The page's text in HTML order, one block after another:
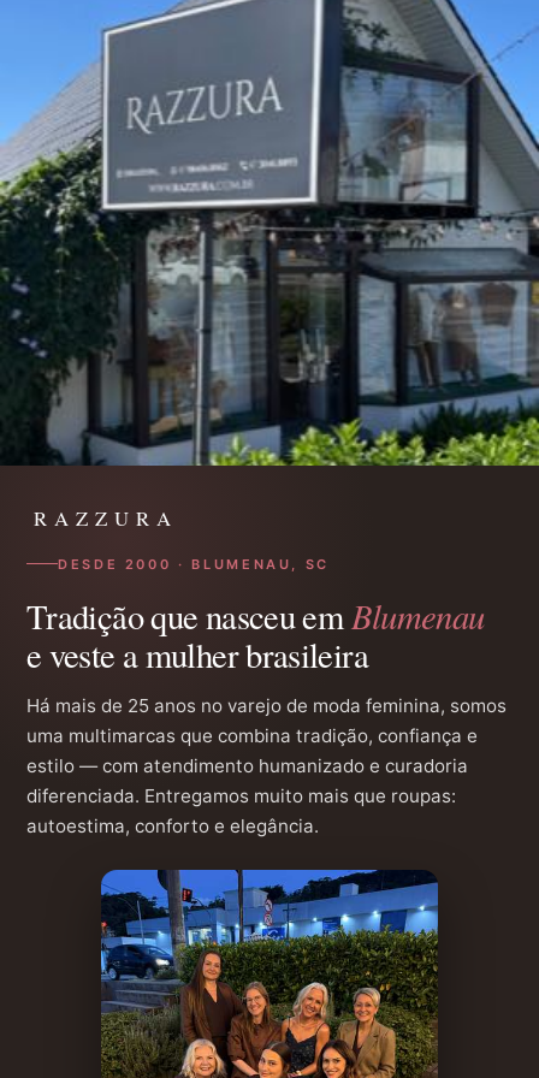
RAZZURA
DESDE 2000 · BLUMENAU, SC
Tradição que nasceu emBlumenau
e veste a mulher brasileira
Há mais de 25 anos no varejo de moda feminina, somos
uma multimarcas que combina tradição, confiança e
estilo — com atendimento humanizado e curadoria
diferenciada. Entregamos muito mais que roupas:
autoestima, conforto e elegância.